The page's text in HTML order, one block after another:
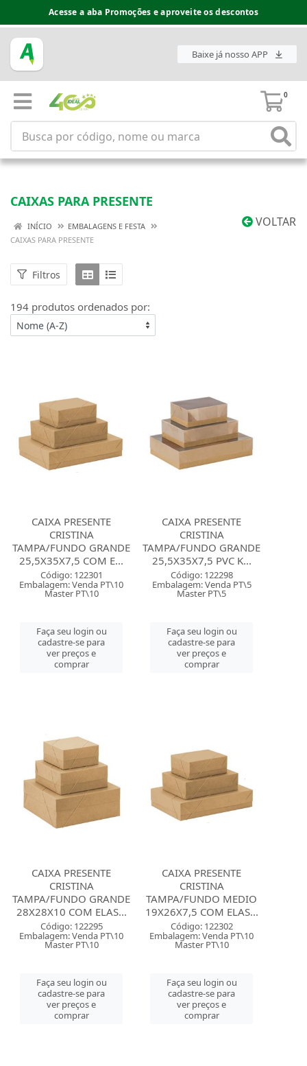
Espaço do Fornecedor disponível no acesso superior
Baixe já nosso APP
0
CAIXAS PARA PRESENTE
VOLTAR
INÍCIO
EMBALAGENS E FESTA
CAIXAS PARA PRESENTE
Filtros
194 produtos ordenados por:
CAIXA PRESENTE
CRISTINA
TAMPA/FUNDO GRANDE
25,5X35X7,5 COM E...
Código: 122301
Embalagem: Venda PT\10
Master PT\10
Faça seu login ou
cadastre-se para
ver preços e
comprar
CAIXA PRESENTE
CRISTINA
TAMPA/FUNDO GRANDE
25,5X35X7,5 PVC K...
Código: 122298
Embalagem: Venda PT\5
Master PT\5
Faça seu login ou
cadastre-se para
ver preços e
comprar
CAIXA PRESENTE
CRISTINA
TAMPA/FUNDO GRANDE
28X28X10 COM ELAS...
Código: 122295
Embalagem: Venda PT\10
Master PT\10
Faça seu login ou
cadastre-se para
ver preços e
comprar
CAIXA PRESENTE
CRISTINA
TAMPA/FUNDO MEDIO
19X26X7,5 COM ELAS...
Código: 122302
Embalagem: Venda PT\10
Master PT\10
Faça seu login ou
cadastre-se para
ver preços e
comprar